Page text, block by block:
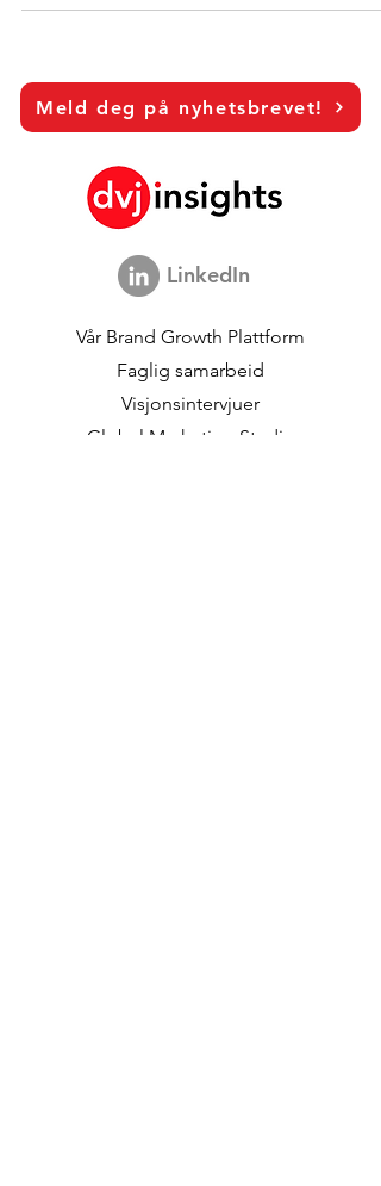
Meld deg på nyhetsbrevet!
LinkedIn
Vår Brand Growth Plattform
Faglig samarbeid
Visjonsintervjuer
Global Marketing Studie